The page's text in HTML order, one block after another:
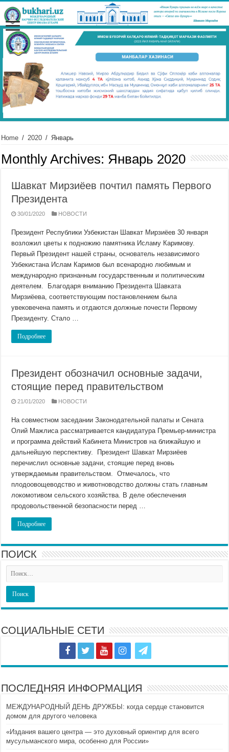
Home / 2020 / Январь
Monthly Archives: Январь 2020
Шавкат Мирзиёев почтил память Первого
Президента
30/01/2020 НОВОСТИ
Президент Республики Узбекистан Шавкат Мирзиёев 30 января
возложил цветы к подножию памятника Исламу Каримову.
Первый Президент нашей страны, основатель независимого
Узбекистана Ислам Каримов был всенародно любимым и
международно признанным государственным и политическим
деятелем. Благодаря вниманию Президента Шавката
Мирзиёева, соответствующим постановлением была
увековечена память и отдаются должные почести Первому
Президенту. Стало …
Подробнее
Президент обозначил основные задачи,
стоящие перед правительством
21/01/2020 НОВОСТИ
На совместном заседании Законодательной палаты и Сената
Олий Мажлиса рассматривается кандидатура Премьер-министра
и программа действий Кабинета Министров на ближайшую и
дальнейшую перспективу. Президент Шавкат Мирзиёев
перечислил основные задачи, стоящие перед вновь
утверждаемым правительством. Отмечалось, что
плодоовощеводство и животноводство должны стать главным
локомотивом сельского хозяйства. В деле обеспечения
продовольственной безопасности перед …
Подробнее
ПОИСК
СОЦИАЛЬНЫЕ СЕТИ
ПОСЛЕДНЯЯ ИНФОРМАЦИЯ
МЕЖДУНАРОДНЫЙ ДЕНЬ ДРУЖБЫ: когда сердце становится
домом для другого человека
«Издания вашего центра — это духовный ориентир для всего
мусульманского мира, особенно для России»